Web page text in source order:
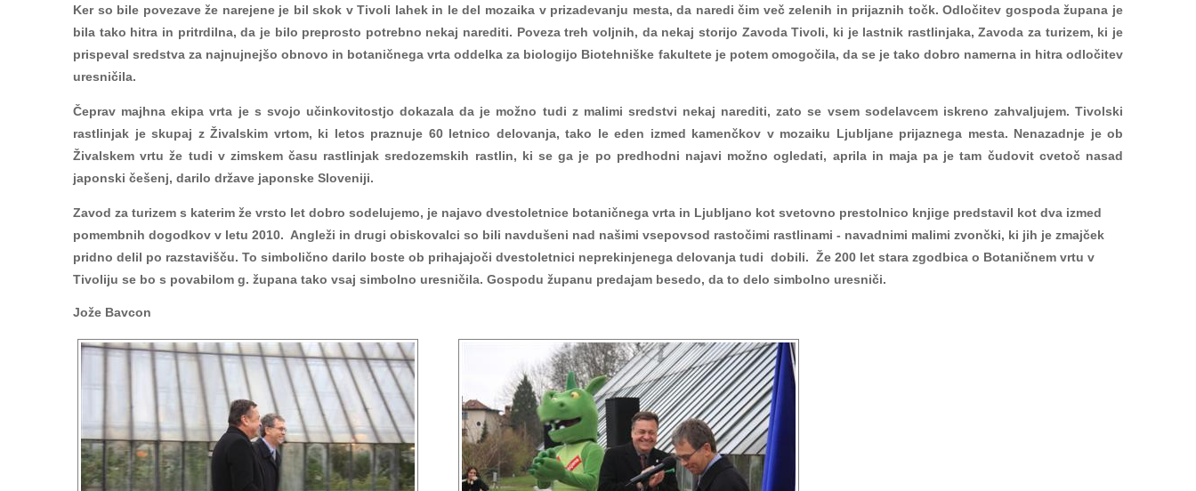
Ker so bile povezave že narejene je bil skok v Tivoli lahek in le del mozaika v prizadevanju mesta, da naredi čim več zelenih in prijaznih točk. Odločitev gospoda župana je
bila tako hitra in pritrdilna, da je bilo preprosto potrebno nekaj narediti. Poveza treh voljnih, da nekaj storijo Zavoda Tivoli, ki je lastnik rastlinjaka, Zavoda za turizem, ki je
prispeval sredstva za najnujnejšo obnovo in botaničnega vrta oddelka za biologijo Biotehniške fakultete je potem omogočila, da se je tako dobro namerna in hitra odločitev
uresničila.
Čeprav majhna ekipa vrta je s svojo učinkovitostjo dokazala da je možno tudi z malimi sredstvi nekaj narediti, zato se vsem sodelavcem iskreno zahvaljujem. Tivolski
rastlinjak je skupaj z Živalskim vrtom, ki letos praznuje 60 letnico delovanja, tako le eden izmed kamenčkov v mozaiku Ljubljane prijaznega mesta. Nenazadnje je ob
Živalskem vrtu že tudi v zimskem času rastlinjak sredozemskih rastlin, ki se ga je po predhodni najavi možno ogledati, aprila in maja pa je tam čudovit cvetoč nasad
japonski češenj, darilo države japonske Sloveniji.
Zavod za turizem s katerim že vrsto let dobro sodelujemo, je najavo dvestoletnice botaničnega vrta in Ljubljano kot svetovno prestolnico knjige predstavil kot dva izmed
pomembnih dogodkov v letu 2010. Angleži in drugi obiskovalci so bili navdušeni nad našimi vsepovsod rastočimi rastlinami - navadnimi malimi zvončki, ki jih je zmajček
pridno delil po razstavišču. To simbolično darilo boste ob prihajajoči dvestoletnici neprekinjenega delovanja tudi dobili. Že 200 let stara zgodbica o Botaničnem vrtu v
Tivoliju se bo s povabilom g. župana tako vsaj simbolno uresničila. Gospodu županu predajam besedo, da to delo simbolno uresniči.
Jože Bavcon